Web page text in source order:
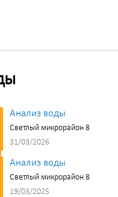
Анализ воды
Светлый микрорайон 8
31/03/2026
Анализ воды
Светлый микрорайон 8
19/03/2025